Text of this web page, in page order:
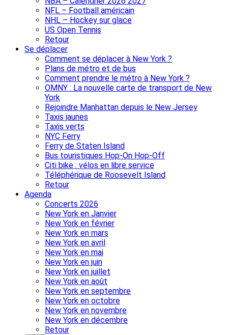
NFL – Football américain
NHL – Hockey sur glace
US Open Tennis
Retour
Se déplacer
Comment se déplacer à New York ?
Plans de métro et de bus
Comment prendre le métro à New York ?
OMNY : La nouvelle carte de transport de New
York
Rejoindre Manhattan depuis le New Jersey
Taxis jaunes
Taxis verts
NYC Ferry
Ferry de Staten Island
Bus touristiques Hop-On Hop-Off
Citi bike : vélos en libre service
Téléphérique de Roosevelt Island
Retour
Agenda
Concerts 2026
New York en Janvier
New York en février
New York en mars
New York en avril
New York en mai
New York en juin
New York en juillet
New York en août
New York en septembre
New York en octobre
New York en novembre
New York en décembre
Retour